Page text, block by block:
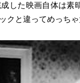
した映画自体は
クと違ってめっちゃ